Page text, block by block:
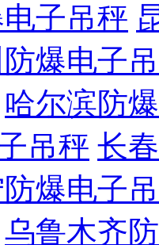
子吊秤
爆电子
哈尔滨防
吊秤 长
爆电子
乌鲁木齐